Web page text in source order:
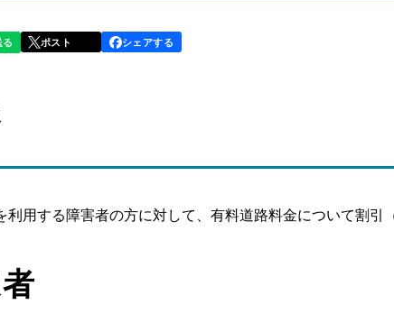
ポスト シェアする
利用する障害者の方に対して、有料道路料金について割引